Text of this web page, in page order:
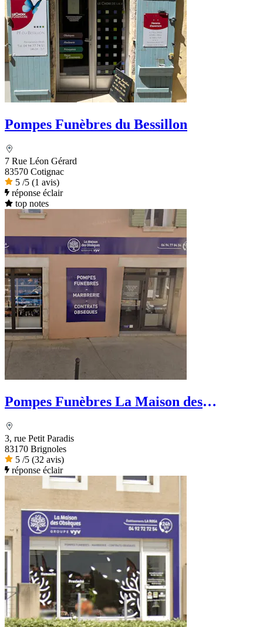
Pompes Funèbres du Bessillon
7 Rue Léon Gérard
83570 Cotignac
5 /5 (1 avis)
réponse éclair
top notes
Pompes Funèbres La Maison des
3, rue Petit Paradis
83170 Brignoles
5 /5 (32 avis)
réponse éclair